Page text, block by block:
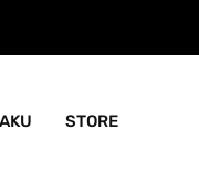
STORE